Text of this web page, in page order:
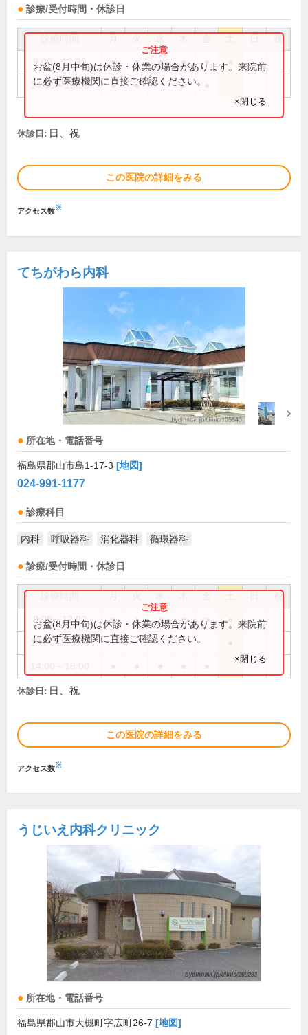
診療/受付時間・休診日
祝
9:00～12:30 ● ● ● ● ●
14:00～18:00 ● ● ●
お盆(8月中旬)は休診・休業の場合があります。来院前
に必ず医療機関に直接ご確認ください。
×閉じる
休診日: 日、祝
この医院の詳細をみる
アクセス数※
てちがわら内科
所在地・電話番号
福島県郡山市島1-17-3 [地図]
024-991-1177
診療科目
内科 呼吸器科 消化器科 循環器科
診療/受付時間・休診日
祝
9:00～12:00 ● ● ● ● ●
13:00～15:00
お盆(8月中旬)は休診・休業の場合があります。来院前
に必ず医療機関に直接ご確認ください。
×閉じる
休診日: 日、祝
この医院の詳細をみる
アクセス数※
うじいえ内科クリニック
所在地・電話番号
福島県郡山市大槻町字広町26-7 [地図]